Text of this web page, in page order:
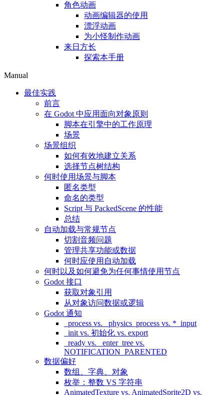
角色动画
动画编辑器的使用
漂浮动画
为小怪制作动画
来日方长
探索本手册
Manual
最佳实践
前言
在 Godot 中应用面向对象原则
脚本在引擎中的工作原理
场景
场景组织
如何有效地建立关系
选择节点树结构
何时使用场景与脚本
匿名类型
命名的类型
Script 与 PackedScene 的性能
总结
自动加载与常规节点
切割音频问题
管理共享功能或数据
何时应使用自动加载
何时以及如何避免为任何事情使用节点
Godot 接口
获取对象引用
从对象访问数据或逻辑
Godot 通知
_process vs. _physics_process vs. *_input
_init vs. 初始化 vs. export
_ready vs. _enter_tree vs.
NOTIFICATION_PARENTED
数据偏好
数组、字典、对象
枚举：整数 VS 字符串
AnimatedTexture vs. AnimatedSprite2D vs.